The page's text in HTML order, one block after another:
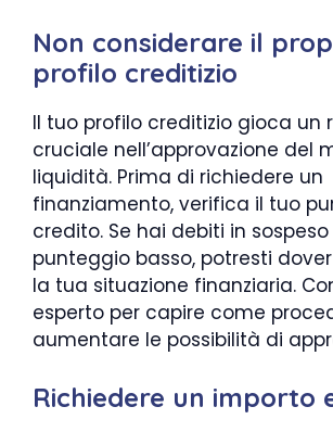
Non considerare il
profilo creditizio
Il tuo profilo creditizio gioca un
cruciale nell’approvazione del
liquidità. Prima di richiedere un
finanziamento, verifica il tuo
credito. Se hai debiti in
punteggio basso, potresti
la tua situazione finanziaria.
esperto per capire come
aumentare le possibilità di
Richiedere un importo